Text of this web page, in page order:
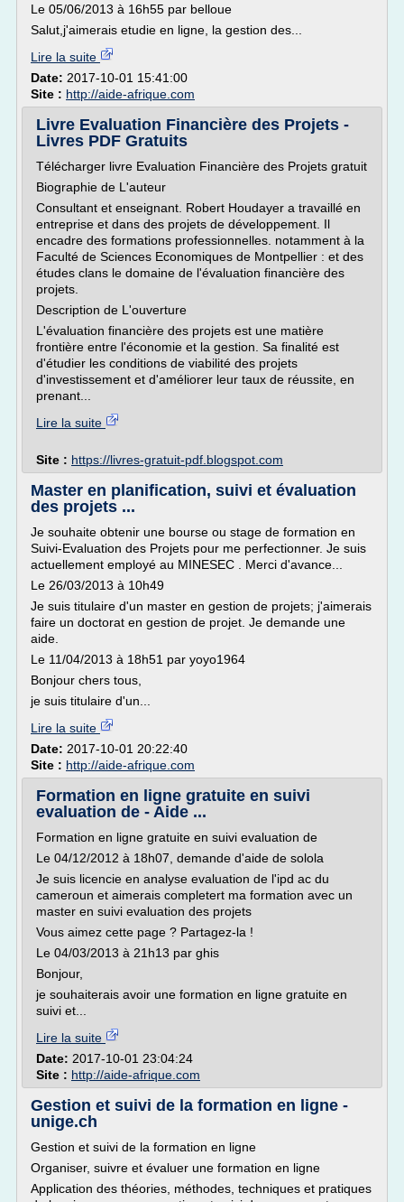
Le 05/06/2013 à 16h55 par belloue
Salut,j'aimerais etudie en ligne, la gestion des...
Lire la suite
Date: 2017-10-01 15:41:00
Site : http://aide-afrique.com
Livre Evaluation Financière des Projets -
Livres PDF Gratuits
Télécharger livre Evaluation Financière des Projets gratuit
Biographie de L'auteur
Consultant et enseignant. Robert Houdayer a travaillé en
entreprise et dans des projets de développement. Il
encadre des formations professionnelles. notamment à la
Faculté de Sciences Economiques de Montpellier : et des
études clans le domaine de l'évaluation financière des
projets.
Description de L'ouverture
L'évaluation financière des projets est une matière
frontière entre l'économie et la gestion. Sa finalité est
d'étudier les conditions de viabilité des projets
d'investissement et d'améliorer leur taux de réussite, en
prenant...
Lire la suite
Site : https://livres-gratuit-pdf.blogspot.com
Master en planification, suivi et évaluation
des projets ...
Je souhaite obtenir une bourse ou stage de formation en
Suivi-Evaluation des Projets pour me perfectionner. Je suis
actuellement employé au MINESEC . Merci d'avance...
Le 26/03/2013 à 10h49
Je suis titulaire d'un master en gestion de projets; j'aimerais
faire un doctorat en gestion de projet. Je demande une
aide.
Le 11/04/2013 à 18h51 par yoyo1964
Bonjour chers tous,
je suis titulaire d'un...
Lire la suite
Date: 2017-10-01 20:22:40
Site : http://aide-afrique.com
Formation en ligne gratuite en suivi
evaluation de - Aide ...
Formation en ligne gratuite en suivi evaluation de
Le 04/12/2012 à 18h07, demande d'aide de solola
Je suis licencie en analyse evaluation de l'ipd ac du
cameroun et aimerais completert ma formation avec un
master en suivi evaluation des projets
Vous aimez cette page ? Partagez-la !
Le 04/03/2013 à 21h13 par ghis
Bonjour,
je souhaiterais avoir une formation en ligne gratuite en
suivi et...
Lire la suite
Date: 2017-10-01 23:04:24
Site : http://aide-afrique.com
Gestion et suivi de la formation en ligne -
unige.ch
Gestion et suivi de la formation en ligne
Organiser, suivre et évaluer une formation en ligne
Application des théories, méthodes, techniques et pratiques